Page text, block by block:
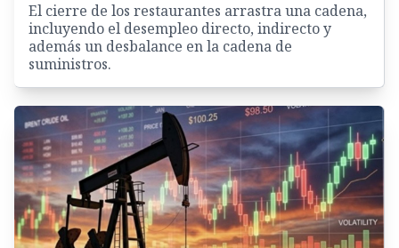
El cierre de los restaurantes arrastra una cadena,
incluyendo el desempleo directo, indirecto y
además un desbalance en la cadena de
suministros.